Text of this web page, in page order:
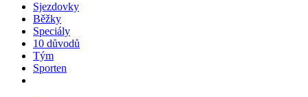
Sjezdovky
Běžky
Speciály
10 důvodů
Tým
Sporten